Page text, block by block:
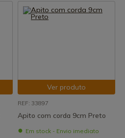
Ver produto
REF: 33897
Apito com corda 9cm Preto
Em stock - Envio imediato